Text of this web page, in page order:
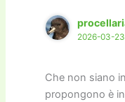
2026-03-
Che non siano
propongono è